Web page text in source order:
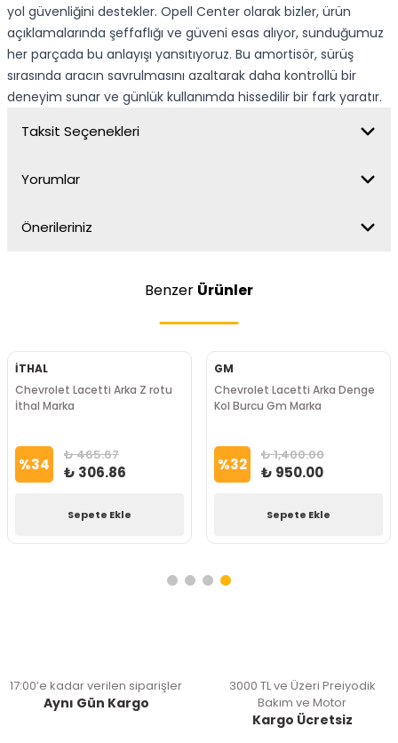
yol güvenliğini destekler. Opell Center olarak bizler, ürün
açıklamalarında şeffaflığı ve güveni esas alıyor, sunduğumuz
her parçada bu anlayışı yansıtıyoruz. Bu amortisör, sürüş
sırasında aracın savrulmasını azaltarak daha kontrollü bir
deneyim sunar ve günlük kullanımda hissedilir bir fark yaratır.
Taksit Seçenekleri
Yorumlar
Önerileriniz
Benzer Ürünler
İTHAL
Chevrolet Lacetti Arka Z rotu
İthal Marka
%34 ₺ 465.67
₺ 306.86
Sepete Ekle
GM
Chevrolet Lacetti Arka Denge
Kol Burcu Gm Marka
%32 ₺ 1,400.00
₺ 950.00
Sepete Ekle
17:00’e kadar verilen siparişler
Aynı Gün Kargo
3000 TL ve Üzeri Preiyodik
Bakım ve Motor
Kargo Ücretsiz